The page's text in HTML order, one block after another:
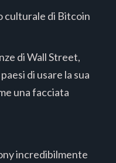
culturale di Bitcoin
di Wall Street,
di usare la sua
una facciata
incredibilmente